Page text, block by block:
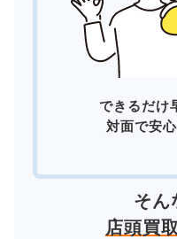
できるだけ
対面で安
そん
店頭買取